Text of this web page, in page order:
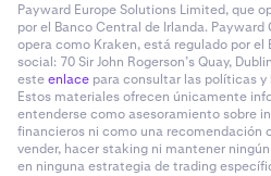
Payward Europe Solutions Limited, que
por el Banco Central de Irlanda.
opera como Kraken, está regulado por el
social: 70 Sir John Rogerson’s Quay,
esteenlace para consultar las políticas
Estos materiales ofrecen únicamente
entenderse como asesoramiento sobre
financieros ni como una recomendación
vender, hacer staking ni mantener
en ninguna estrategia de trading